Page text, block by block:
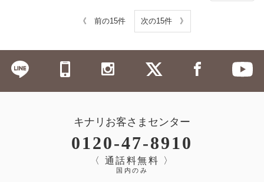
《 前の15件 次の15件 》
キナリお客さまセンター
0120-47-8910
〈 通話料無料 〉
国内のみ